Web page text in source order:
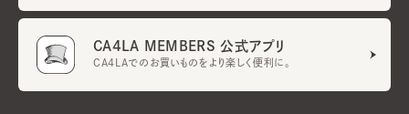
CA4LA MEMBERS 公式アプリ
CA4LAでのお買いものをより楽しく便利に。